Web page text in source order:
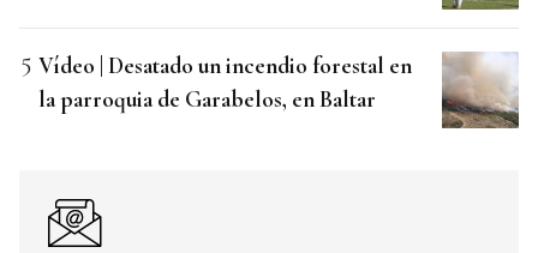
Vídeo | Desatado un incendio forestal en
la parroquia de Garabelos, en Baltar